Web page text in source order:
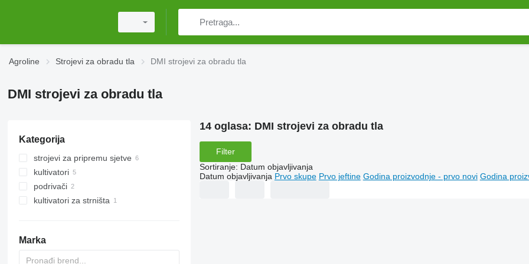
Agroline Strojevi za obradu tla DMI strojevi za obradu tla
DMI strojevi za obradu tla
Kategorija
strojevi za pripremu sjetve
kultivatori
podrivači
kultivatori za strništa
Marka
14 oglasa: DMI strojevi za obradu tla
Filter
Sortiranje: Datum objavljivanja
Datum objavljivanja Prvo skupe Prvo jeftine Godina proizvodnje - prvo novi Godina